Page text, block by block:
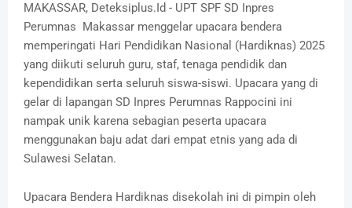
MAKASSAR, Deteksiplus.Id - UPT SPF SD Inpres
Perumnas Makassar menggelar upacara bendera
memperingati Hari Pendidikan Nasional (Hardiknas) 2025
yang diikuti seluruh guru, staf, tenaga pendidik dan
kependidikan serta seluruh siswa-siswi. Upacara yang di
gelar di lapangan SD Inpres Perumnas Rappocini ini
nampak unik karena sebagian peserta upacara
menggunakan baju adat dari empat etnis yang ada di
Sulawesi Selatan.
Upacara Bendera Hardiknas disekolah ini di pimpin oleh